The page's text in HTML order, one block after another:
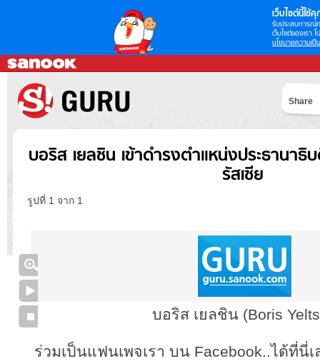
เว็บไซต์นี้ใช้คุ
รับประสบการณ์
เว็บไซต์ของเรา
นโยบายความเป็
Share
บอริส เยลชิน เข้าดำรงตำแหน่งประธานา
รัสเซีย
รูปที่ 1 จาก 1
บอริส เยลชิน (Boris
ร่วมเป็นแฟนเพจเรา บน Facebook..ได้ที่นี่เ